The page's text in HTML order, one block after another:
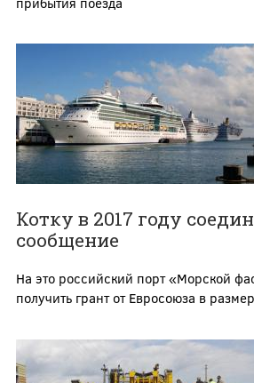
Котку в 2017 году
сообщение
На это российский порт «Морской
получить грант от Евросоюза в